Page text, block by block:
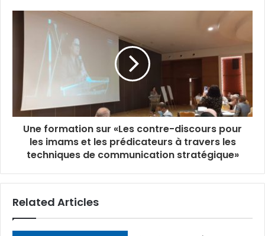
Une formation sur «Les contre-discours pour
les imams et les prédicateurs à travers les
techniques de communication stratégique»
Related Articles